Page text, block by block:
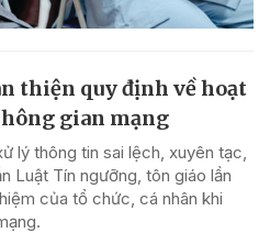
thiện quy định về hoạt
gian mạng
lý thông tin sai lệch, xuyên tạc,
Luật Tín ngưỡng, tôn giáo lần
của tổ chức, cá nhân khi